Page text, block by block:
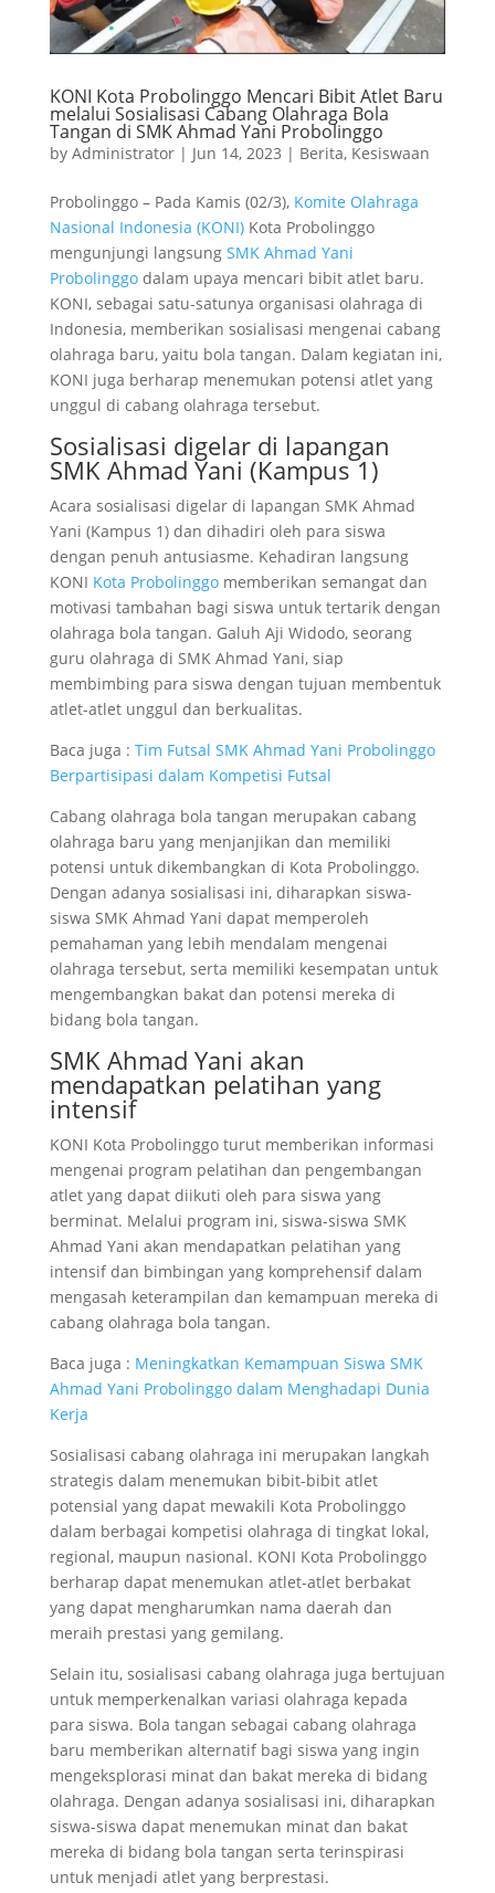
KONI Kota Probolinggo Mencari Bibit Atlet Baru
melalui Sosialisasi Cabang Olahraga Bola
Tangan di SMK Ahmad Yani Probolinggo
by Administrator| Jun 14, 2023 | Berita, Kesiswaan
Probolinggo – Pada Kamis (02/3), Komite Olahraga
Nasional Indonesia (KONI)Kota Probolinggo
mengunjungi langsung SMK Ahmad Yani
Probolinggodalam upaya mencari bibit atlet baru.
KONI, sebagai satu-satunya organisasi olahraga di
Indonesia, memberikan sosialisasi mengenai cabang
olahraga baru, yaitu bola tangan. Dalam kegiatan ini,
KONI juga berharap menemukan potensi atlet yang
unggul di cabang olahraga tersebut.
Sosialisasi digelar di lapangan
SMK Ahmad Yani (Kampus 1)
Acara sosialisasi digelar di lapangan SMK Ahmad
Yani (Kampus 1) dan dihadiri oleh para siswa
dengan penuh antusiasme. Kehadiran langsung
KONI Kota Probolinggomemberikan semangat dan
motivasi tambahan bagi siswa untuk tertarik dengan
olahraga bola tangan. Galuh Aji Widodo, seorang
guru olahraga di SMK Ahmad Yani, siap
membimbing para siswa dengan tujuan membentuk
atlet-atlet unggul dan berkualitas.
Baca juga : Tim Futsal SMK Ahmad Yani Probolinggo
Berpartisipasi dalam Kompetisi Futsal
Cabang olahraga bola tangan merupakan cabang
olahraga baru yang menjanjikan dan memiliki
potensi untuk dikembangkan di Kota Probolinggo.
Dengan adanya sosialisasi ini, diharapkan siswa-
siswa SMK Ahmad Yani dapat memperoleh
pemahaman yang lebih mendalam mengenai
olahraga tersebut, serta memiliki kesempatan untuk
mengembangkan bakat dan potensi mereka di
bidang bola tangan.
SMK Ahmad Yani akan
mendapatkan pelatihan yang
intensif
KONI Kota Probolinggo turut memberikan informasi
mengenai program pelatihan dan pengembangan
atlet yang dapat diikuti oleh para siswa yang
berminat. Melalui program ini, siswa-siswa SMK
Ahmad Yani akan mendapatkan pelatihan yang
intensif dan bimbingan yang komprehensif dalam
mengasah keterampilan dan kemampuan mereka di
cabang olahraga bola tangan.
Baca juga : Meningkatkan Kemampuan Siswa SMK
Ahmad Yani Probolinggo dalam Menghadapi Dunia
Kerja
Sosialisasi cabang olahraga ini merupakan langkah
strategis dalam menemukan bibit-bibit atlet
potensial yang dapat mewakili Kota Probolinggo
dalam berbagai kompetisi olahraga di tingkat lokal,
regional, maupun nasional. KONI Kota Probolinggo
berharap dapat menemukan atlet-atlet berbakat
yang dapat mengharumkan nama daerah dan
meraih prestasi yang gemilang.
Selain itu, sosialisasi cabang olahraga juga bertujuan
untuk memperkenalkan variasi olahraga kepada
para siswa. Bola tangan sebagai cabang olahraga
baru memberikan alternatif bagi siswa yang ingin
mengeksplorasi minat dan bakat mereka di bidang
olahraga. Dengan adanya sosialisasi ini, diharapkan
siswa-siswa dapat menemukan minat dan bakat
mereka di bidang bola tangan serta terinspirasi
untuk menjadi atlet yang berprestasi.